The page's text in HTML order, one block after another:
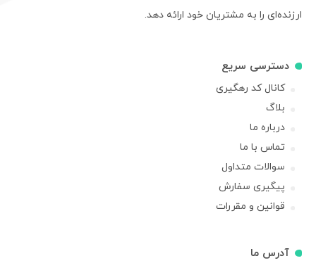
ارزنده‌ای را به مشتریان خود ارائه دهد.
دسترسی سریع
کانال کد رهگیری
بلاگ
درباره ما
تماس با ما
سوالات متداول
پیگیری سفارش
قوانین و مقررات
آدرس ما